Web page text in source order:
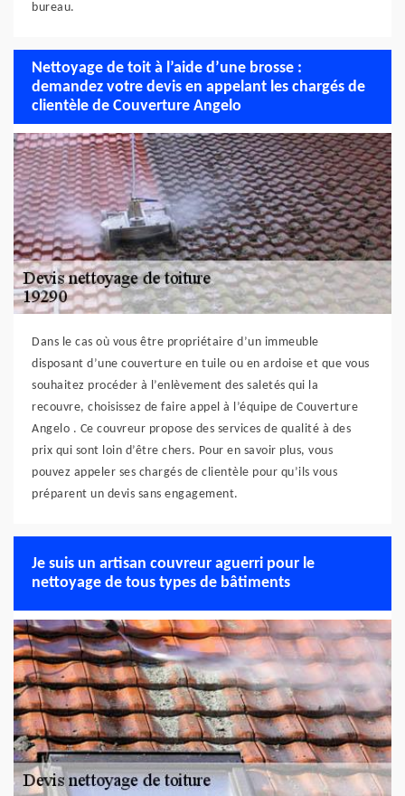
bureau.
Nettoyage de toit à l’aide d’une brosse :
demandez votre devis en appelant les chargés de
clientèle de Couverture Angelo
Dans le cas où vous être propriétaire d’un immeuble
disposant d’une couverture en tuile ou en ardoise et que vous
souhaitez procéder à l’enlèvement des saletés qui la
recouvre, choisissez de faire appel à l’équipe de Couverture
Angelo . Ce couvreur propose des services de qualité à des
prix qui sont loin d’être chers. Pour en savoir plus, vous
pouvez appeler ses chargés de clientèle pour qu’ils vous
préparent un devis sans engagement.
Je suis un artisan couvreur aguerri pour le
nettoyage de tous types de bâtiments